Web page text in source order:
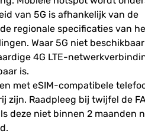
van 5G is afhankelijk van de
regionale specificaties van
Waar 5G niet
4G LTE-
is.
met eSIM-compatibele
zijn. Raadpleeg bij twijfel de
deze niet binnen 2 maanden